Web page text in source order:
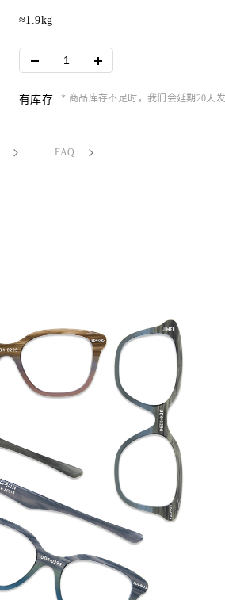
≈1.9kg
有库存 * 商品库存不足时，我们会延期20天
FAQ